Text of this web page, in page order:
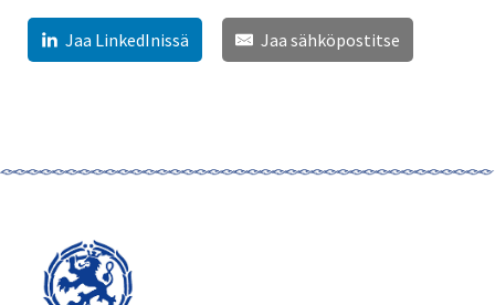
Jaa LinkedInissä Jaa sähköpostitse